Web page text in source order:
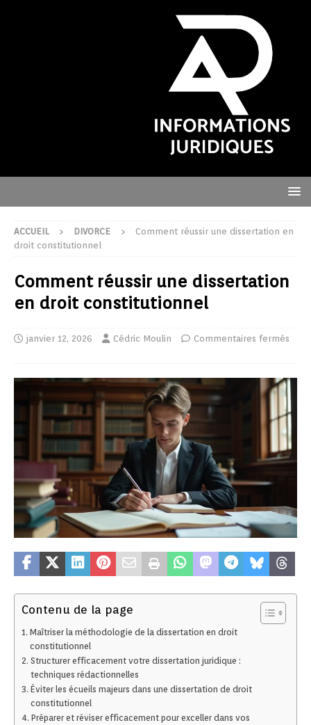
ACCUEIL DIVORCE
Comment réussir une dissertation en
droit constitutionnel
Comment réussir une dissertation
en droit constitutionnel
janvier 12, 2026 Cédric Moulin Commentaires fermés
Contenu de la page
Maîtriser la méthodologie de la dissertation en droit
constitutionnel
Structurer efficacement votre dissertation juridique :
techniques rédactionnelles
Éviter les écueils majeurs dans une dissertation de droit
constitutionnel
Préparer et réviser efficacement pour exceller dans vos